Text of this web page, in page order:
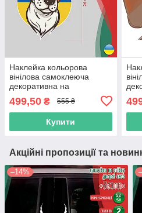
Наклейка кольорова
вінілова самоклеюча
декоративна на
автомобіль "Пес Патрон
Україна" з Оракалу
499,50 ₴ 555 ₴
Купити
Акційні пропозиції та
–14%